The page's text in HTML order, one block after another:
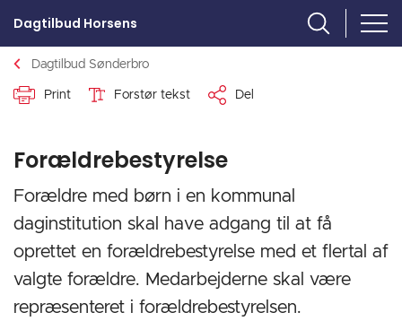
Dagtilbud Horsens
Dagtilbud Sønderbro
Print Forstør tekst Del
Forældrebestyrelse
Forældre med børn i en kommunal
daginstitution skal have adgang til at få
oprettet en forældrebestyrelse med et flertal af
valgte forældre. Medarbejderne skal være
repræsenteret i forældrebestyrelsen.